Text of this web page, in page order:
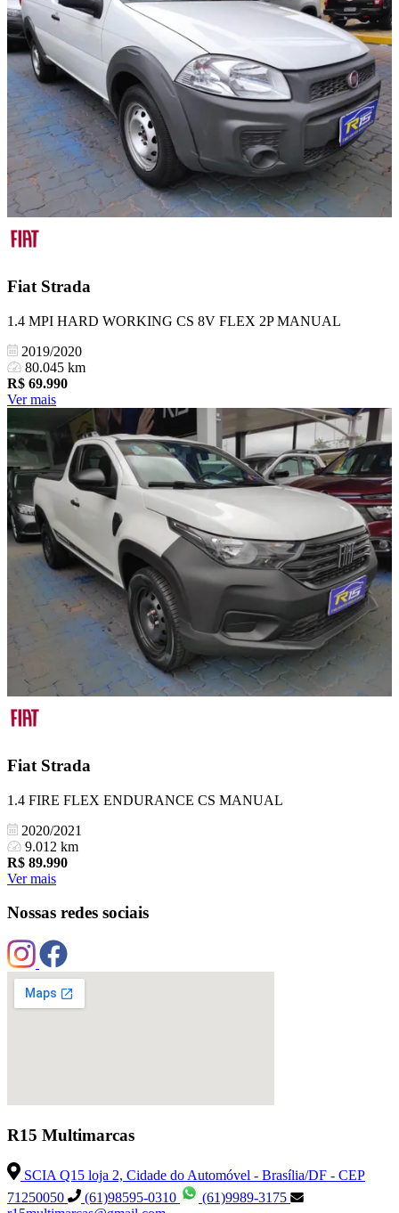
Fiat Strada
1.4 MPI HARD WORKING CS 8V FLEX 2P MANUAL
2019/2020
80.045 km
R$ 69.990
Ver mais
Fiat Strada
1.4 FIRE FLEX ENDURANCE CS MANUAL
2020/2021
9.012 km
R$ 89.990
Ver mais
Nossas redes sociais
R15 Multimarcas
SCIA Q15 loja 2, Cidade do Automóvel - Brasília/DF - CEP
71250050
(61)98595-0310
(61)9989-3175